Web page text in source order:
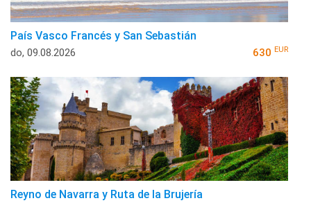
País Vasco Francés y San Sebastián
do, 09.08.2026 630 EUR
Reyno de Navarra y Ruta de la Brujería